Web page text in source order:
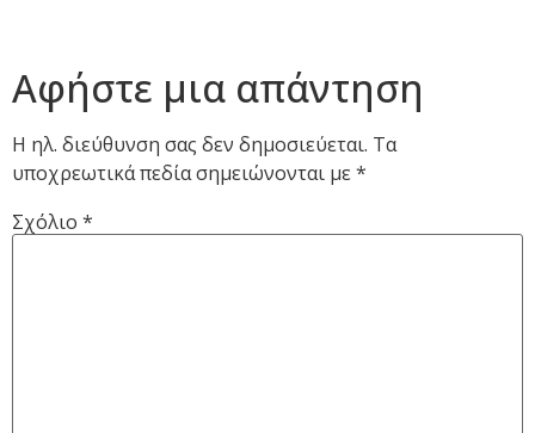
Αφήστε μια απάντηση
Η ηλ. διεύθυνση σας δεν δημοσιεύεται. Τα
υποχρεωτικά πεδία σημειώνονται με*
Σχόλιο *